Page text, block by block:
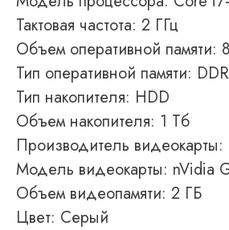
Тактовая частота: 2 ГГц
Объем оперативной памяти:
Тип оперативной памяти:
Тип накопителя: HDD
Объем накопителя: 1 Тб
Производитель
Модель видеокарты: nVidia
Объем видеопамяти: 2 ГБ
Цвет: Серый